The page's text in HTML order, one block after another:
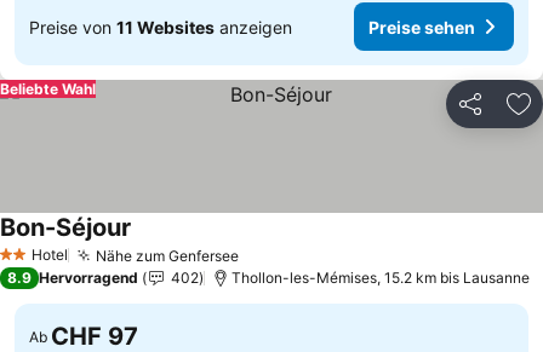
Preise von 11 Websites anzeigen Preise sehen
Teilen
Beliebte Wahl
2 Sterne
Hotel Nähe zum GenferseePreise sehen
Bon-Séjour
8.9 Hervorragend 402 Thollon-les-Mémises, 15.2 km bis Lausanne
Ab CHF 97